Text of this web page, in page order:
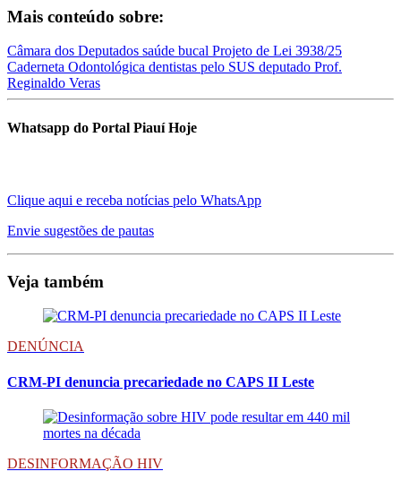
Mais conteúdo sobre:
Câmara dos Deputados saúde bucal Projeto de Lei 3938/25
Caderneta Odontológica dentistas pelo SUS deputado Prof.
Reginaldo Veras
Whatsapp do Portal Piauí Hoje
Clique aqui e receba notícias pelo WhatsApp
Envie sugestões de pautas
Veja também
DENÚNCIA
CRM-PI denuncia precariedade no CAPS II Leste
DESINFORMAÇÃO HIV